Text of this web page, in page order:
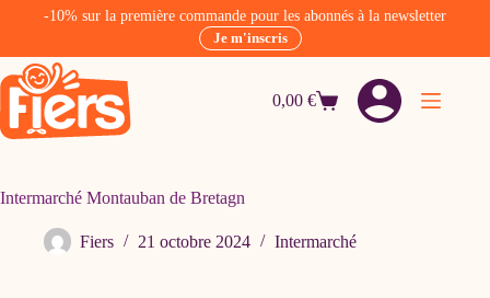
-10% sur la première commande pour les abonnés à la newsletter
Je m'inscris
Passer
au
contenu
Panier
0,00€
Intermarché Montauban de Bretagn
Fiers 21 octobre 2024 Intermarché